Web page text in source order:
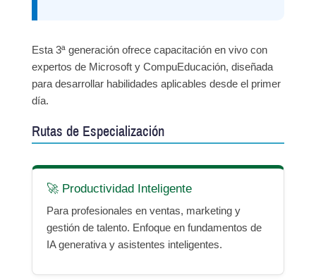
Esta 3ª generación ofrece capacitación en vivo con
expertos de Microsoft y CompuEducación, diseñada
para desarrollar habilidades aplicables desde el primer
día.
Rutas de Especialización
🚀 Productividad Inteligente
Para profesionales en ventas, marketing y
gestión de talento. Enfoque en fundamentos de
IA generativa y asistentes inteligentes.